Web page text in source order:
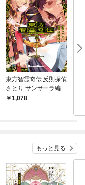
東方智霊奇伝 反則探偵
さとり サンサーラ編
１1,078
東
もっと見る